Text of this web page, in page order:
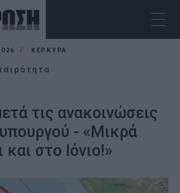
ΚΕΡΚΥΡΑ
τις ανακοινώσεις
- «Μικρά
και στο Ιόνιο!»